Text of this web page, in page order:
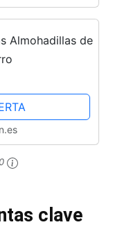
Almohadillas de
clave